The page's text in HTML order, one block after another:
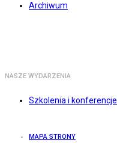
Archiwum
NASZE WYDARZENIA
Szkolenia i konferencje
MAPA STRONY